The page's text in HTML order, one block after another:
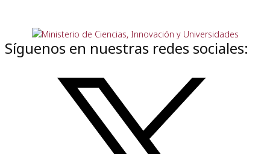
Síguenos en nuestras redes sociales: